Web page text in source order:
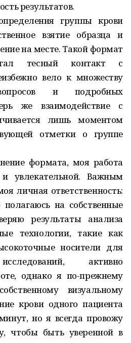
результатов.
группы крови
взятие образца и
на месте. Такой формат
тесный контакт с
вело к множеству
и подробных
же взаимодействие с
лишь моментом
отметки о группе
формата, моя работа
увлекательной. Важным
личная ответственность:
на собственные
результаты анализа
технологии, такие как
носители для
активно
однако я по-прежнему
визуальному
крови одного пациента
но я всегда провожу
чтобы быть уверенной в